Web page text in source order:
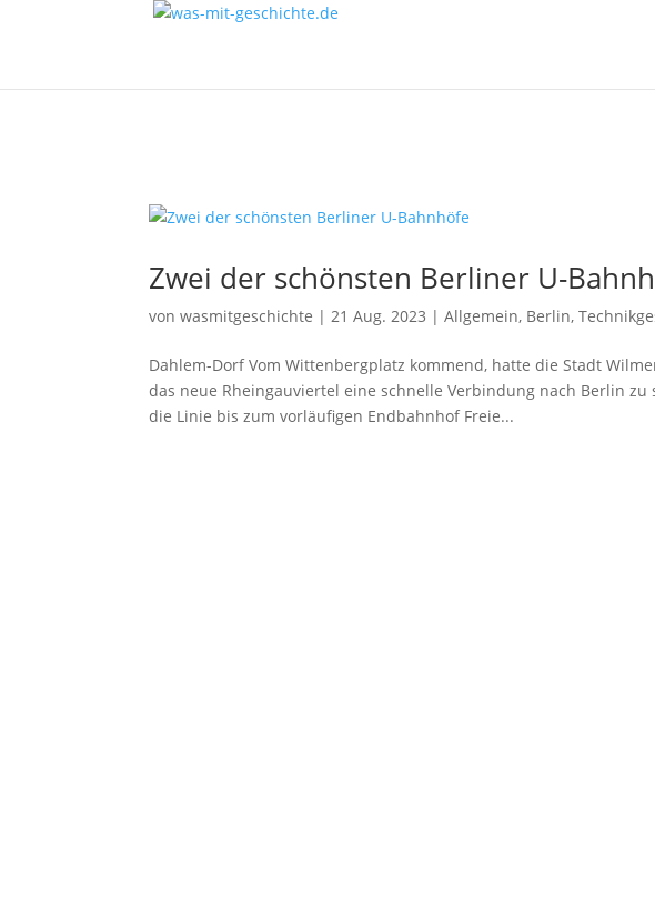
Zwei der schönsten Berliner U-
vonwasmitgeschichte |21 Aug. 2023 |Allgemein, Berlin,
Dahlem-Dorf Vom Wittenbergplatz kommend, hatte die Stadt
das neue Rheingauviertel eine schnelle Verbindung nach Berlin
die Linie bis zum vorläufigen Endbahnhof Freie...